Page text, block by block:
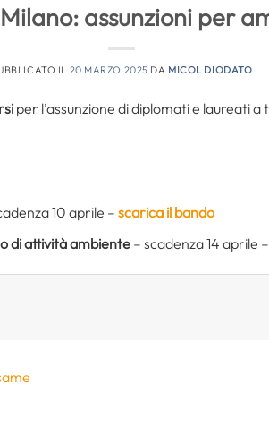
assunzioni per
IL 20 MARZO 2025 DA MICOL DIODATO
per l’assunzione di diplomati e laureati
10 aprile –scarica il bando
di attività ambiente– scadenza 14 aprile –